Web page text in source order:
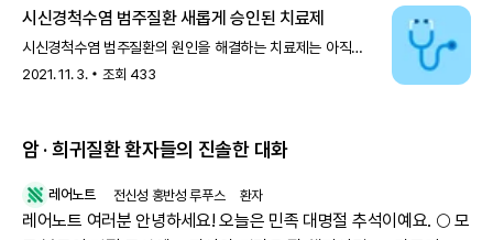
시신경척수염 범주질환 새롭게 승인된 치료제
시신경척수염 범주질환의 원인을 해결하는 치료제는 아직
개발되지 않았습니다. 따라서 증상이 나타났을 때 고용량
2021. 11. 3. 조회 433
암 · 희귀질환 환자들의 진솔한 대화
레어노트 전신성 홍반성 루푸스 환자
레어노트 여러분 안녕하세요! 오늘은 민족 대명절 추석이예요. 🌕 모